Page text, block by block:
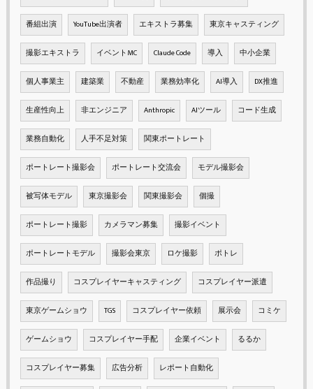
番組出演 YouTube出演者 エキストラ募集 東京キャスティング
撮影エキストラ イベントMC Claude Code 導入 中小企業
個人事業主 建築業 不動産 業務効率化 AI導入 DX推進
生産性向上 非エンジニア Anthropic AIツール コード生成
業務自動化 人手不足対策 関東ポートレート
ポートレート撮影会 ポートレート交流会 モデル撮影会
被写体モデル 東京撮影会 関東撮影会 個撮
ポートレート撮影 カメラマン募集 撮影イベント
ポートレートモデル 撮影会東京 ロケ撮影 ポトレ
作品撮り コスプレイヤーキャスティング コスプレイヤー派遣
東京ゲームショウ TGS コスプレイヤー依頼 展示会 コミケ
ゲームショウ コスプレイヤー手配 企業イベント るるか
コスプレイヤー募集 広告分析 レポート自動化